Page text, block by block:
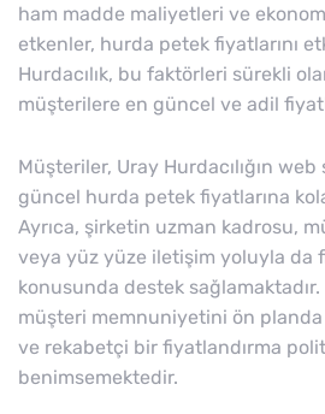
ham madde maliyetleri ve
etkenler, hurda petek fiyatlarını
Hurdacılık, bu faktörleri sürekli
müşterilere en güncel ve adil
Müşteriler, Uray Hurdacılığın
güncel hurda petek fiyatlarına
Ayrıca, şirketin uzman kadrosu,
veya yüz yüze iletişim yoluyla da
konusunda destek sağlamaktadır.
müşteri memnuniyetini ön
ve rekabetçi bir fiyatlandırma
benimsemektedir.